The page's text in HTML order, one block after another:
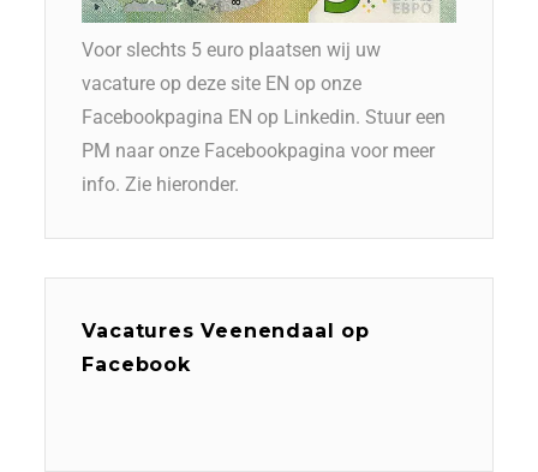
Voor slechts 5 euro plaatsen wij uw
vacature op deze site EN op onze
Facebookpagina EN op Linkedin. Stuur een
PM naar onze Facebookpagina voor meer
info. Zie hieronder.
Vacatures Veenendaal op
Facebook